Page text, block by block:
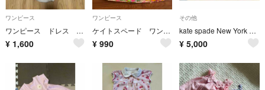
ワンピース
ワンピース ドレス ケイトスペード 80
¥ 1,600
ワンピース
ケイトスペード ワンピース 80
¥ 990
その他
kate spade New York ベビー服と帽子
¥ 5,000